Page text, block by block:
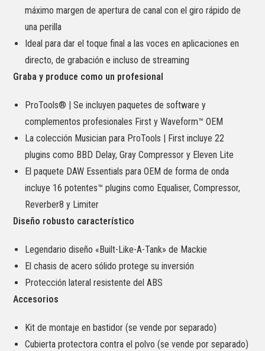
máximo margen de apertura de canal con el giro rápido de
una perilla
Ideal para dar el toque final a las voces en aplicaciones en
directo, de grabación e incluso de streaming
Graba y produce como un profesional
ProTools® | Se incluyen paquetes de software y
complementos profesionales First y Waveform™ OEM
La colección Musician para ProTools | First incluye 22
plugins como BBD Delay, Gray Compressor y Eleven Lite
El paquete DAW Essentials para OEM de forma de onda
incluye 16 potentes™ plugins como Equaliser, Compressor,
Reverber8 y Limiter
Diseño robusto característico
Legendario diseño «Built-Like-A-Tank» de Mackie
El chasis de acero sólido protege su inversión
Protección lateral resistente del ABS
Accesorios
Kit de montaje en bastidor (se vende por separado)
Cubierta protectora contra el polvo (se vende por separado)